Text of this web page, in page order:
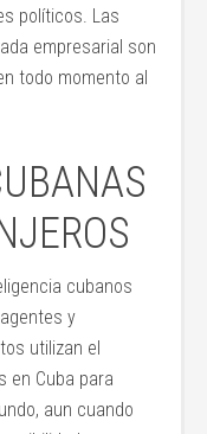
políticos. Las
empresarial son
todo momento al
cubanos
y
utilizan el
en Cuba para
aun cuando